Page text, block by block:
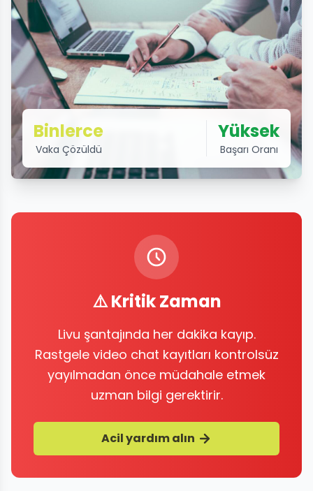
Binlerce
Vaka Çözüldü
Yüksek
Başarı Oranı
⚠️ Kritik Zaman
Livu şantajında her dakika kayıp.
Rastgele video chat kayıtları kontrolsüz
yayılmadan önce müdahale etmek
uzman bilgi gerektirir.
Acil yardım alın